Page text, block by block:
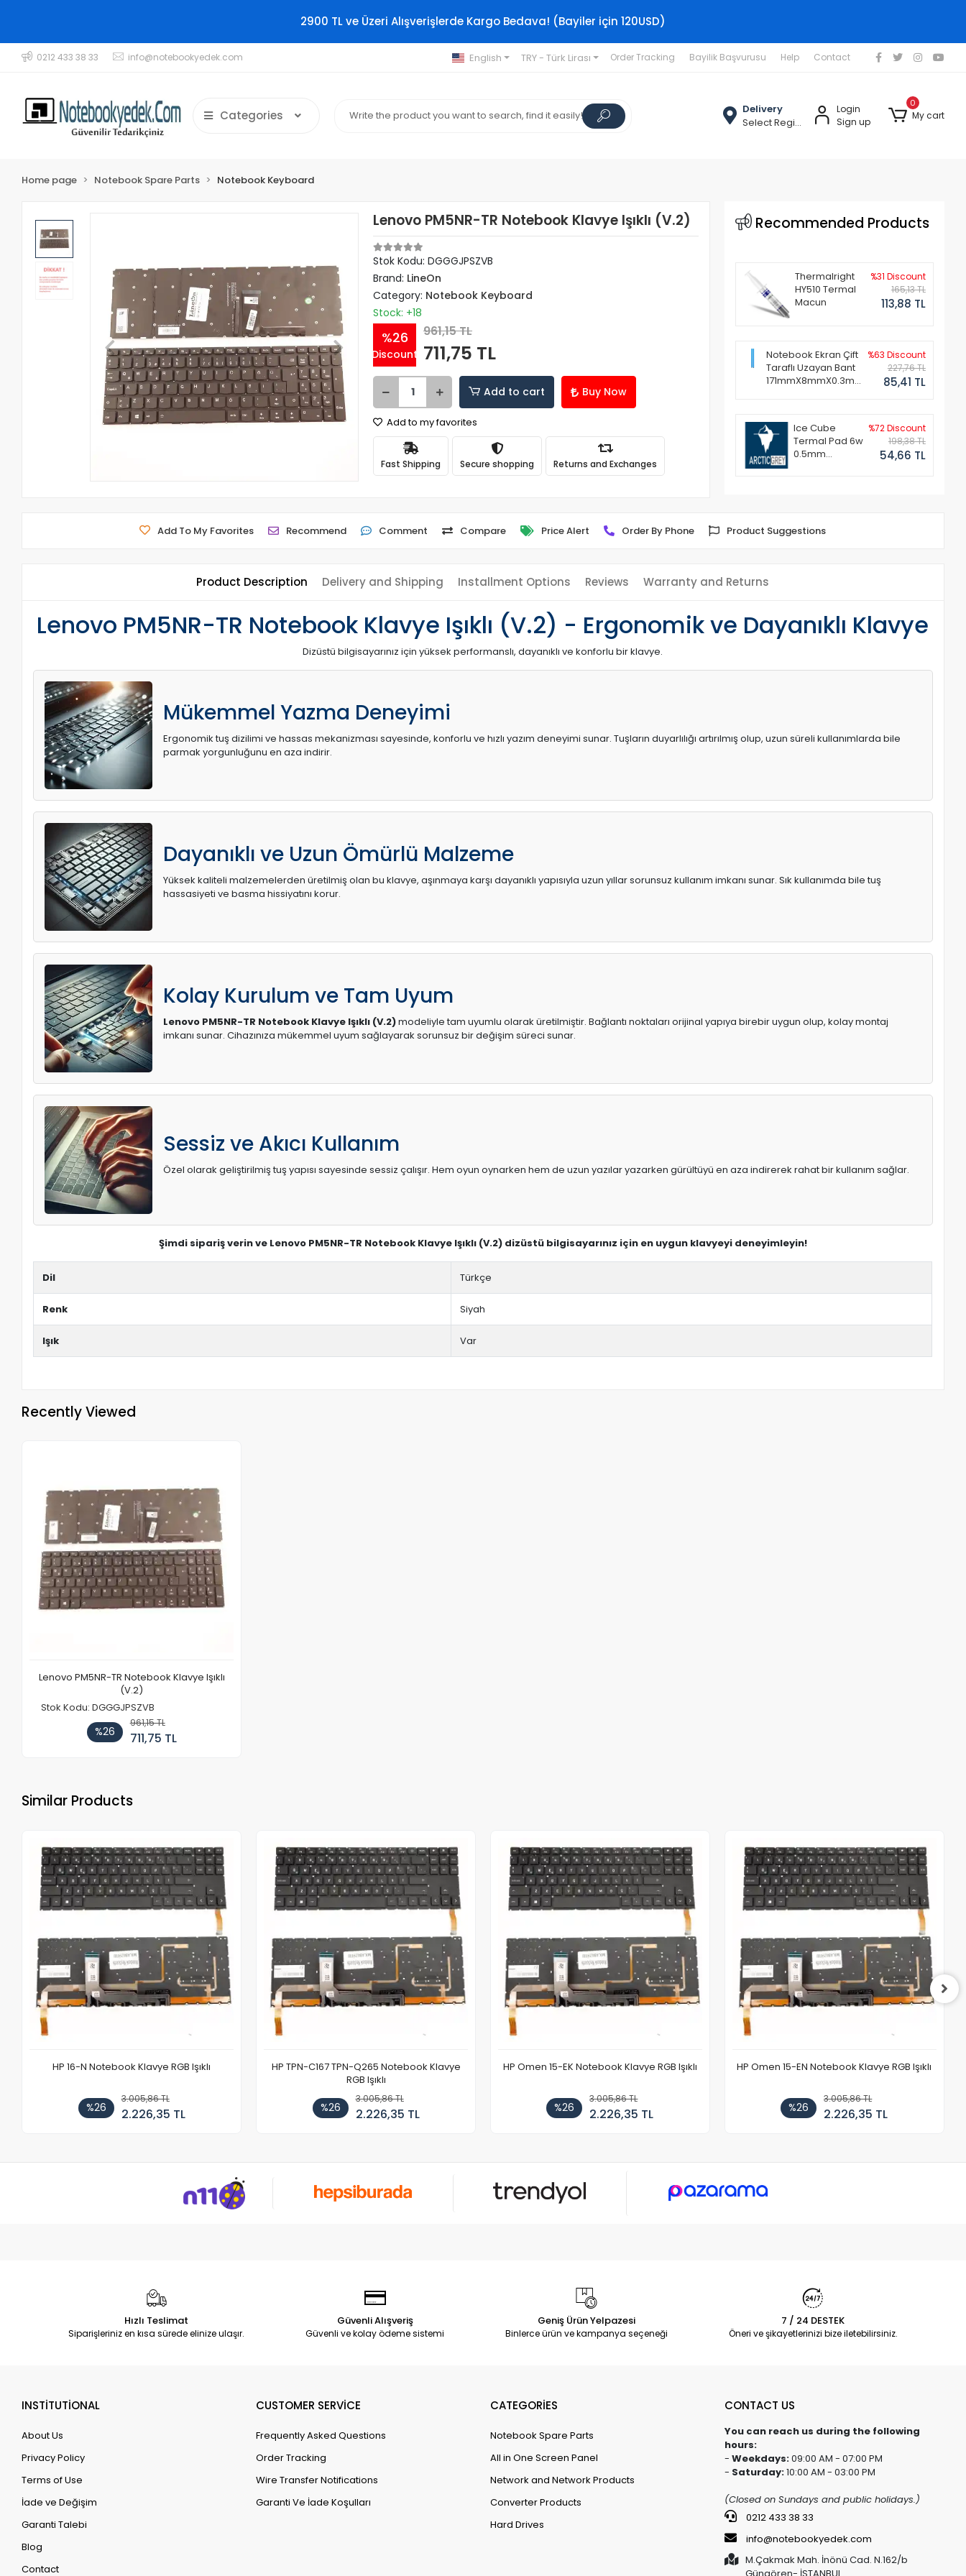
2900 TL ve Üzeri Alışverişlerde Kargo Bedava! (Bayiler için 120USD)
0212 433 38 33 info@notebookyedek.com English TRY - Türk Lirası Order Tracking Bayilik Başvurusu Help Contact
Categories
Delivery
Select Region
Login
Sign up
0
My cart
Home page Notebook Spare Parts Notebook Keyboard
Lenovo PM5NR-TR Notebook Klavye Işıklı (V.2)
Stok Kodu: DGGGJPSZVB
Brand: LineOn
Category: Notebook Keyboard
Stock: +18
%26
Discount
961,15 TL
711,75 TL
Add to cart Buy Now
Add to my favorites
Fast Shipping Secure shopping Returns and Exchanges
Recommended Products
Thermalright
HY510 Termal
Macun
%31 Discount
165,13 TL
113,88 TL
Notebook Ekran Çift
Taraflı Uzayan Bant
171mmX8mmX0.3mm
%63 Discount
227,76 TL
85,41 TL
Ice Cube
Termal Pad 6w
0.5mm
%72 Discount
198,38 TL
54,66 TL
Add To My Favorites Recommend Comment Compare Price Alert Order By Phone Product Suggestions
Product Description Delivery and Shipping Installment Options Reviews Warranty and Returns
Lenovo PM5NR-TR Notebook Klavye Işıklı (V.2) - Ergonomik ve Dayanıklı Klavye
Dizüstü bilgisayarınız için yüksek performanslı, dayanıklı ve konforlu bir klavye.
Mükemmel Yazma Deneyimi
Ergonomik tuş dizilimi ve hassas mekanizması sayesinde, konforlu ve hızlı yazım deneyimi sunar. Tuşların duyarlılığı artırılmış olup, uzun süreli kullanımlarda bile
parmak yorgunluğunu en aza indirir.
Dayanıklı ve Uzun Ömürlü Malzeme
Yüksek kaliteli malzemelerden üretilmiş olan bu klavye, aşınmaya karşı dayanıklı yapısıyla uzun yıllar sorunsuz kullanım imkanı sunar. Sık kullanımda bile tuş
hassasiyeti ve basma hissiyatını korur.
Kolay Kurulum ve Tam Uyum
Lenovo PM5NR-TR Notebook Klavye Işıklı (V.2)modeliyle tam uyumlu olarak üretilmiştir. Bağlantı noktaları orijinal yapıya birebir uygun olup, kolay montaj
imkanı sunar. Cihazınıza mükemmel uyum sağlayarak sorunsuz bir değişim süreci sunar.
Sessiz ve Akıcı Kullanım
Özel olarak geliştirilmiş tuş yapısı sayesinde sessiz çalışır. Hem oyun oynarken hem de uzun yazılar yazarken gürültüyü en aza indirerek rahat bir kullanım sağlar.
Şimdi sipariş verin ve Lenovo PM5NR-TR Notebook Klavye Işıklı (V.2) dizüstü bilgisayarınız için en uygun klavyeyi deneyimleyin!
Dil Türkçe
Renk Siyah
Işık Var
Recently Viewed
Lenovo PM5NR-TR Notebook Klavye Işıklı
(V.2)
Stok Kodu: DGGGJPSZVB
%26
961,15 TL
711,75 TL
Similar Products
HP 16-N Notebook Klavye RGB Işıklı
%26
3.005,86 TL
2.226,35 TL
HP TPN-C167 TPN-Q265 Notebook Klavye
RGB Işıklı
%26
3.005,86 TL
2.226,35 TL
HP Omen 15-EK Notebook Klavye RGB Işıklı
%26
3.005,86 TL
2.226,35 TL
HP Omen 15-EN Notebook Klavye RGB Işıklı
%26
3.005,86 TL
2.226,35 TL
Hızlı Teslimat
Siparişleriniz en kısa sürede elinize ulaşır.
Güvenli Alışveriş
Güvenli ve kolay ödeme sistemi
Geniş Ürün Yelpazesi
Binlerce ürün ve kampanya seçeneği
7 / 24 DESTEK
Öneri ve şikayetlerinizi bize iletebilirsiniz.
INSTİTUTİONAL
About Us
Privacy Policy
Terms of Use
İade ve Değişim
Garanti Talebi
Blog
Contact
CUSTOMER SERVİCE
Frequently Asked Questions
Order Tracking
Wire Transfer Notifications
Garanti Ve İade Koşulları
CATEGORİES
Notebook Spare Parts
All in One Screen Panel
Network and Network Products
Converter Products
Hard Drives
CONTACT US
You can reach us during the following
hours:
- Weekdays:09:00 AM - 07:00 PM
- Saturday:10:00 AM - 03:00 PM
(Closed on Sundays and public holidays.)
0212 433 38 33
info@notebookyedek.com
M.Çakmak Mah. İnönü Cad. N.162/b